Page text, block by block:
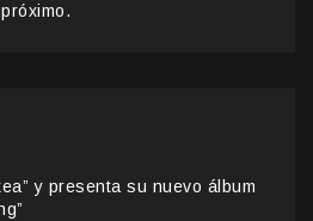
y presenta su nuevo álbum